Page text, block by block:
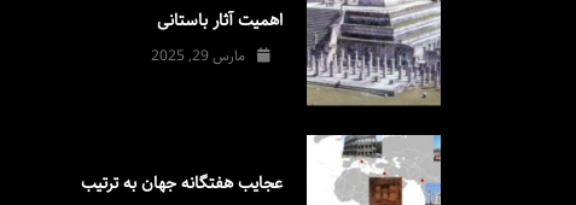
اهمیت آثار باستانی
مارس 29, 2025
عجایب هفتگانه جهان به ترتیب